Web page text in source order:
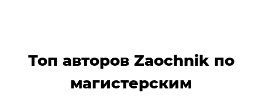
Топ авторов Zaochnik по
магистерским